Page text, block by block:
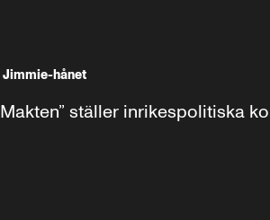
Jimmie-hånet
ställer inrikespolitiska